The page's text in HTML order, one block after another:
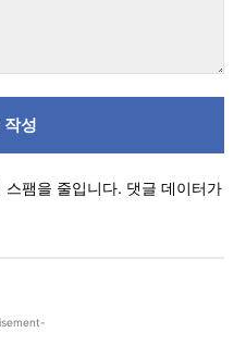
팸을 줄입니다. 댓글 데이터가